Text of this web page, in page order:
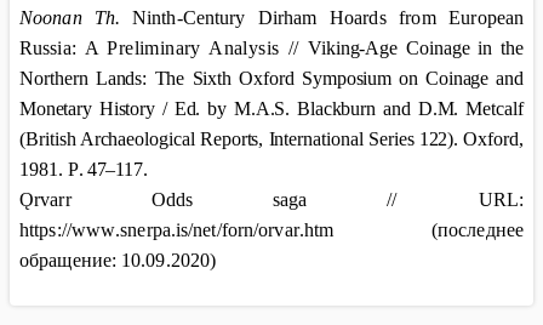
Noonan Th.
Ninth-Century DirhamHoards from European
Russia: A Preliminary Analysis // Viking-Age Coinage in the
Northern Lands: The Sixth Oxford Symposium on Coinage and
Monetary History / Ed. by M.A.S. Blackburn and D.M. Metcalf
(British Archaeological Reports, International Series 122). Oxford,
1981. P. 47–117.
Ǫrvarr Odds saga // URL:
https://www.snerpa.is/net/forn/orvar.htm (последнее
обращение: 10.09.2020)